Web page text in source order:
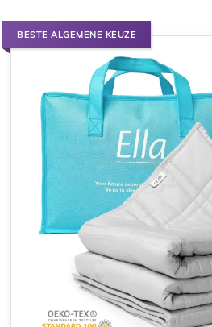
BESTE ALGEMENE KEUZE